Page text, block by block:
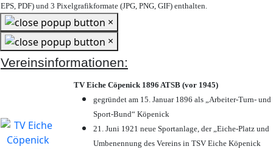
EPS, PDF) und 3 Pixelgrafikformate (JPG, PNG, GIF) enthalten.
×
×
Vereinsinformationen:
TV Eiche Cöpenick 1896 ATSB (vor 1945)
gegründet am 15. Januar 1896 als „Arbeiter-Turn- und
Sport-Bund“ Köpenick
21. Juni 1921 neue Sportanlage, der „Eiche-Platz und
Umbenennung des Vereins in TSV Eiche Köpenick